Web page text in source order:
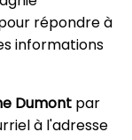
répondre à
informations
Dumont par
à l'adresse